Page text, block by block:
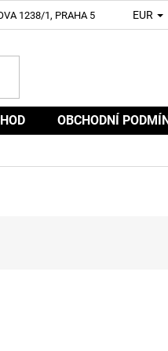
1238/1, PRAHA 5 EUR
OBCHODNÍ